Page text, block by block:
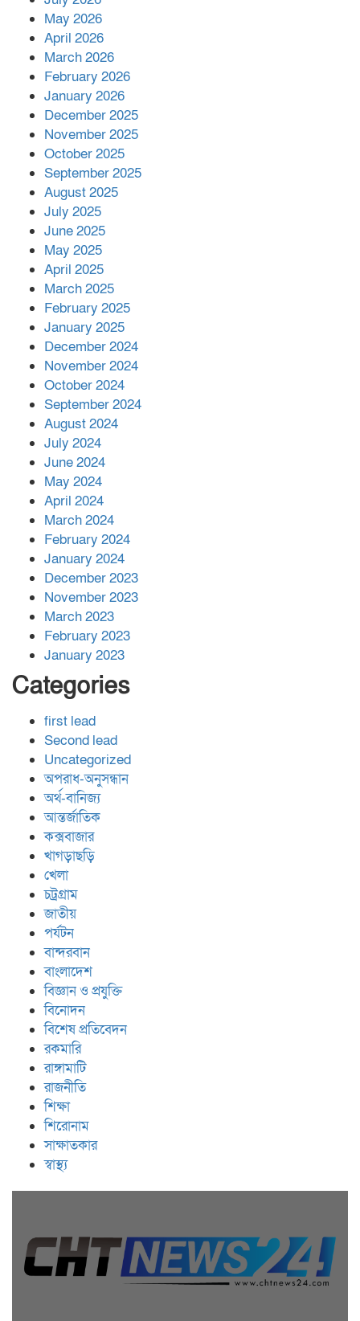
পর ফোন তারেক রহমানের,গ্যাস সঙ্কট
সহায়তা দিলেন সাচিং প্রু জেরী
May 2026
April 2026
March 2026
February 2026
January 2026
December 2025
November 2025
October 2025
September 2025
August 2025
July 2025
June 2025
May 2025
April 2025
March 2025
February 2025
January 2025
December 2024
November 2024
October 2024
September 2024
August 2024
July 2024
June 2024
May 2024
April 2024
March 2024
February 2024
January 2024
December 2023
November 2023
March 2023
February 2023
January 2023
Categories
first lead
Second lead
Uncategorized
অপরাধ-অনুসন্ধান
অর্থ-বানিজ্য
আন্তর্জাতিক
কক্সবাজার
খাগড়াছড়ি
খেলা
চট্রগ্রাম
জাতীয়
পর্যটন
বান্দরবান
বাংলাদেশ
বিজ্ঞান ও প্রযুক্তি
বিনোদন
বিশেষ প্রতিবেদন
রকমারি
রাঙ্গামাটি
রাজনীতি
শিক্ষা
শিরোনাম
সাক্ষাতকার
স্বাস্থ্য